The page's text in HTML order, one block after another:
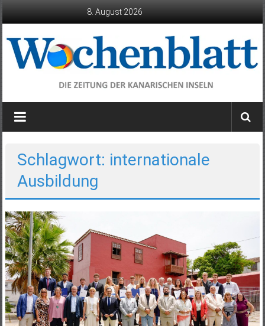
8. August 2026
Wochenblatt
die
Kanarischen
Inseln
Schlagwort: internationale
Ausbildung